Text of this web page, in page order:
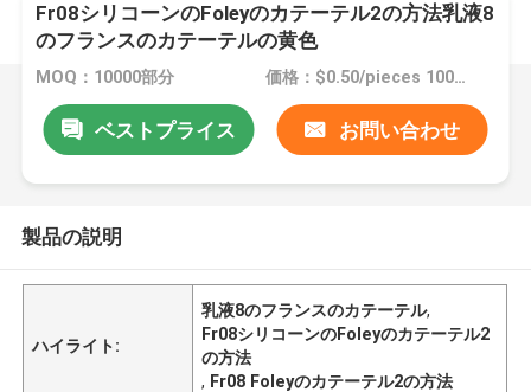
Fr08シリコーンのFoleyのカテーテル2の方法乳液8
のフランスのカテーテルの黄色
MOQ：10000部分 価格：$0.50/pieces 10000-49999 pieces
ベストプライス お問い合わせ
製品の説明
ハイライト:
乳液8のフランスのカテーテル,
Fr08シリコーンのFoleyのカテーテル2
の方法
, Fr08 Foleyのカテーテル2の方法